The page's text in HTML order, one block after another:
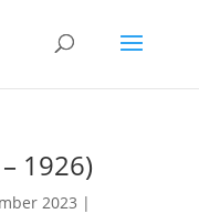
1926)
2023 |